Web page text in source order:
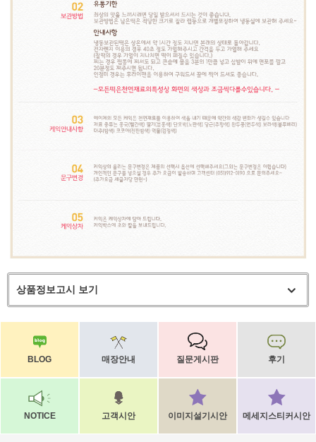
상품정보고시 보기
BLOG 매장안내 질문게시판 후기
NOTICE 고객시안 이미지설기시안 메세지스티커시안